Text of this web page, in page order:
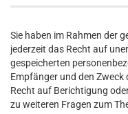
Sie haben im Rahmen der
jederzeit das Recht auf
gespeicherten
Empfänger und den
Recht auf Berichtigung
zu weiteren Fragen zum